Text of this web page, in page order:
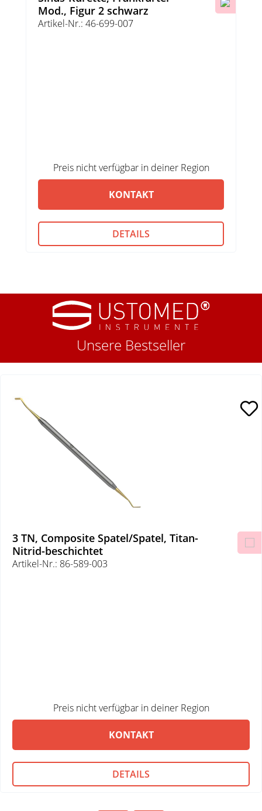
Mod., Figur 2 schwarz
Artikel-Nr.: 46-699-007
Preis nicht verfügbar in deiner Region
KONTAKT
DETAILS
Unsere Bestseller
3 TN, Composite Spatel/Spatel, Titan-
Nitrid-beschichtet
Artikel-Nr.: 86-589-003
Preis nicht verfügbar in deiner Region
KONTAKT
DETAILS